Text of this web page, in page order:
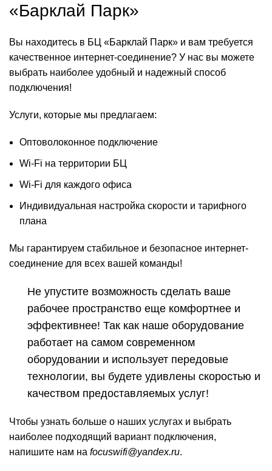
«Барклай Парк»
Вы находитесь в БЦ «Барклай Парк» и вам требуется
качественное интернет-соединение? У нас вы можете
выбрать наиболее удобный и надежный способ
подключения!
Услуги, которые мы предлагаем:
Оптоволоконное подключение
Wi-Fi на территории БЦ
Wi-Fi для каждого офиса
Индивидуальная настройка скорости и тарифного
плана
Мы гарантируем стабильное и безопасное интернет-
соединение для всех вашей команды!
Не упустите возможность сделать ваше
рабочее пространство еще комфортнее и
эффективнее! Так как наше оборудование
работает на самом современном
оборудовании и использует передовые
технологии, вы будете удивлены скоростью и
качеством предоставляемых услуг!
Чтобы узнать больше о наших услугах и выбрать
наиболее подходящий вариант подключения,
напишите нам на focuswifi@yandex.ru.